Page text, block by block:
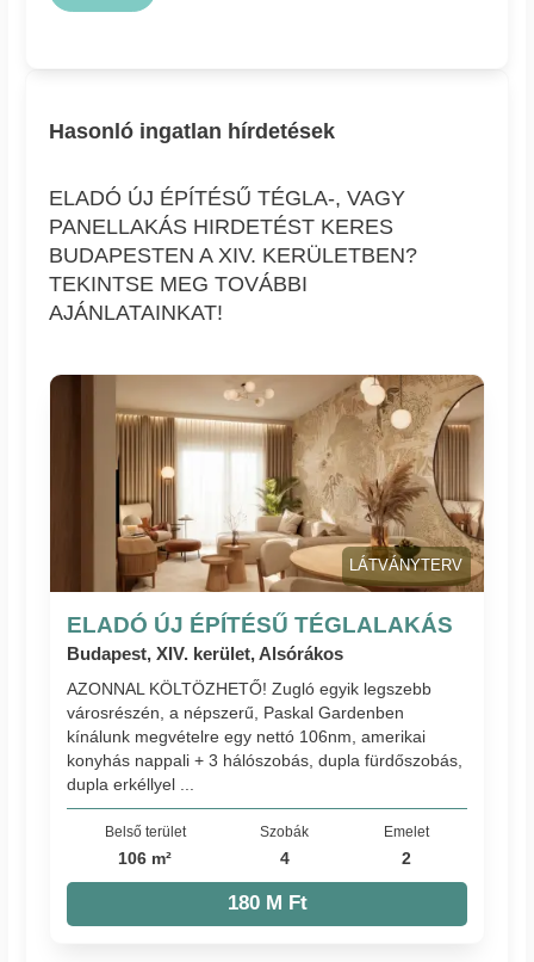
Hasonló ingatlan hírdetések
ELADÓ ÚJ ÉPÍTÉSŰ TÉGLA-, VAGY
PANELLAKÁS HIRDETÉST KERES
BUDAPESTEN A XIV. KERÜLETBEN?
TEKINTSE MEG TOVÁBBI
AJÁNLATAINKAT!
LÁTVÁNYTERV
ELADÓ ÚJ ÉPÍTÉSŰ TÉGLALAKÁS
Budapest, XIV. kerület, Alsórákos
AZONNAL KÖLTÖZHETŐ! Zugló egyik legszebb
városrészén, a népszerű, Paskal Gardenben
kínálunk megvételre egy nettó 106nm, amerikai
konyhás nappali + 3 hálószobás, dupla fürdőszobás,
dupla erkéllyel ...
Belső terület
106 m²
Szobák
4
Emelet
2
180 M Ft